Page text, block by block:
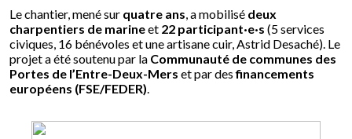
Le chantier, mené sur quatre ans , a mobilisé deux
charpentiers de marineet 22 participant·e·s (5 services
civiques, 16 bénévoles et une artisane cuir, Astrid Desaché). Le
projet a été soutenu par la Communauté de communes des
Portes de l’Entre-Deux-Mers et par desfinancements
européens (FSE/FEDER)